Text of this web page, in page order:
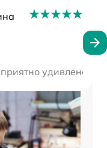
удивлена